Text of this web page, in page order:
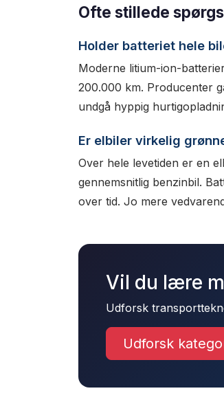
Ofte stillede
Holder batteriet hele
Moderne litium-ion-
200.000 km. Producenter
undgå hyppig
Er elbiler virkelig
Over hele levetiden er en
gennemsnitlig benzinbil.
over tid. Jo mere
Vil du lære
Udforsk
Udforsk